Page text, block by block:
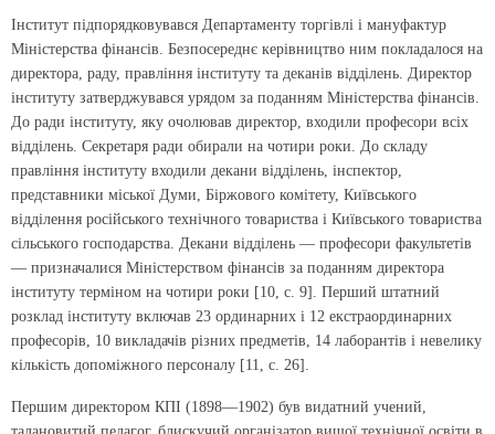
Інститут підпорядковувався Департаменту торгівлі і мануфактур
Міністерства фінансів. Безпосереднє керівництво ним покладалося на
директора, раду, правління інституту та деканів відділень. Директор
інституту затверджувався урядом за поданням Міністерства фінансів.
До ради інституту, яку очолював директор, входили професори всіх
відділень. Секретаря ради обирали на чотири роки. До складу
правління інституту входили декани відділень, інспектор,
представники міської Думи, Біржового комітету, Київського
відділення російського технічного товариства і Київського товариства
сільського господарства. Декани відділень — професори факультетів
— призначалися Міністерством фінансів за поданням директора
інституту терміном на чотири роки [10, с. 9]. Перший штатний
розклад інституту включав 23 ординарних і 12 екстраординарних
професорів, 10 викладачів різних предметів, 14 лаборантів і невелику
кількість допоміжного персоналу [11, с. 26].
Першим директором КПІ (1898—1902) був видатний учений,